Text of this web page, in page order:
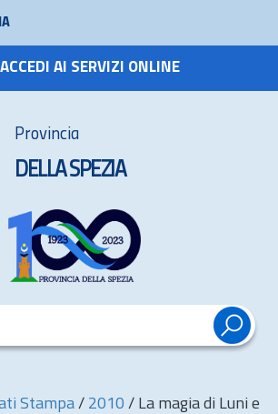
ACCEDI AI SERVIZI ONLINE
Provincia
DELLA SPEZIA
Stampa / 2010 / La magia di Luni e